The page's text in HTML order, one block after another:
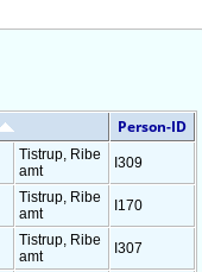
Person-ID
Tistrup, Ribe
amt
I309
Tistrup, Ribe
amt
I170
Tistrup, Ribe
amt
I307